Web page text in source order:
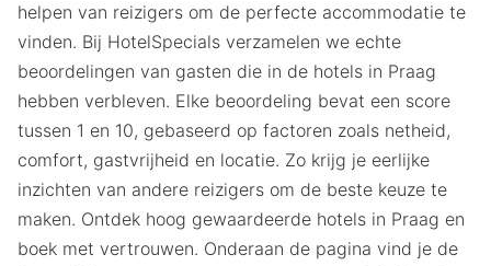
helpen van reizigers om de perfecte accommodatie te
vinden. Bij HotelSpecials verzamelen we echte
beoordelingen van gasten die in de hotels in Praag
hebben verbleven. Elke beoordeling bevat een score
tussen 1 en 10, gebaseerd op factoren zoals netheid,
comfort, gastvrijheid en locatie. Zo krijg je eerlijke
inzichten van andere reizigers om de beste keuze te
maken. Ontdek hoog gewaardeerde hotels in Praag en
boek met vertrouwen. Onderaan de pagina vind je de